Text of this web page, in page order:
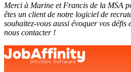
Merci à Marine et Francis de la MSA
êtes un client de notre logiciel de
souhaitez-vous aussi évoquer vos défis
nous contacter !